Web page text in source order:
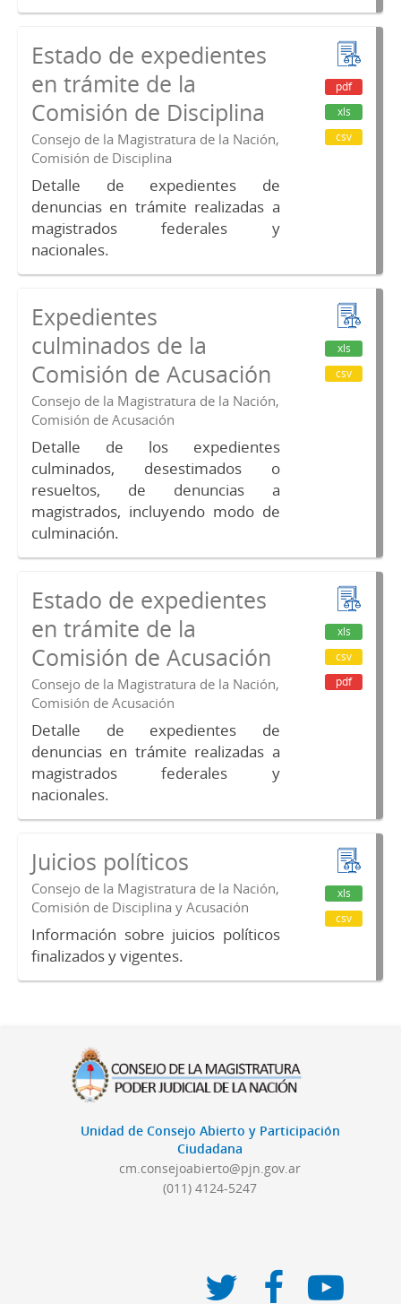
Estado de expedientes
en trámite de la
Comisión de Disciplina
Consejo de la Magistratura de la Nación,
Comisión de Disciplina
Detalle de expedientes de
denuncias en trámite realizadas a
magistrados federales y
nacionales.
pdf
xls
csv
Expedientes
culminados de la
Comisión de Acusación
Consejo de la Magistratura de la Nación,
Comisión de Acusación
Detalle de los expedientes
culminados, desestimados o
resueltos, de denuncias a
magistrados, incluyendo modo de
culminación.
xls
csv
Estado de expedientes
en trámite de la
Comisión de Acusación
Consejo de la Magistratura de la Nación,
Comisión de Acusación
Detalle de expedientes de
denuncias en trámite realizadas a
magistrados federales y
nacionales.
xls
csv
pdf
Juicios políticos
Consejo de la Magistratura de la Nación,
Comisión de Disciplina y Acusación
Información sobre juicios políticos
finalizados y vigentes.
xls
csv
Unidad de Consejo Abierto y Participación
Ciudadana
cm.consejoabierto@pjn.gov.ar
(011) 4124-5247